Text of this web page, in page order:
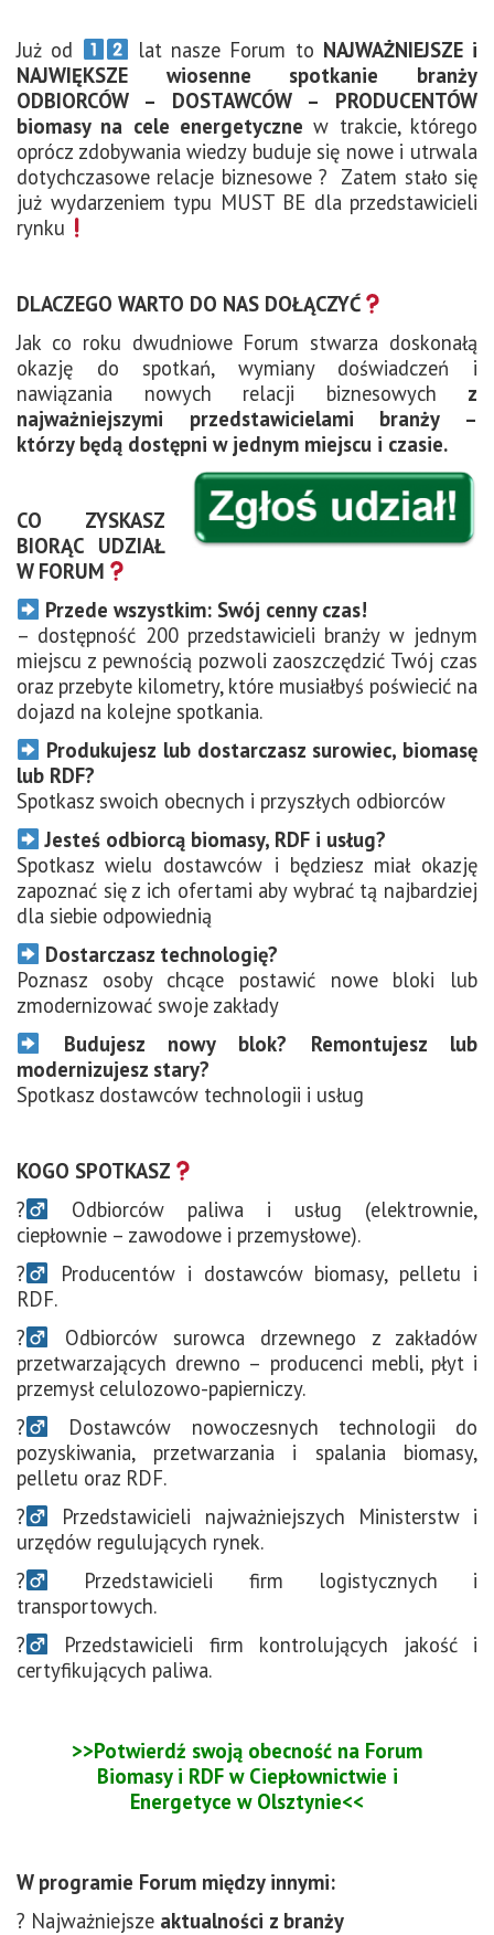
Już od lat nasze Forum to NAJWAŻNIEJSZE i
NAJWIĘKSZE wiosenne spotkanie branży
ODBIORCÓW – DOSTAWCÓW – PRODUCENTÓW
biomasy na cele energetyczne w trakcie, którego
oprócz zdobywania wiedzy buduje się nowe i utrwala
dotychczasowe relacje biznesowe ? Zatem stało się
już wydarzeniem typu MUST BE dla przedstawicieli
rynku
DLACZEGO WARTO DO NAS DOŁĄCZYĆ
Jak co roku dwudniowe Forum stwarza doskonałą
okazję do spotkań, wymiany doświadczeń i
nawiązania nowych relacji biznesowych z
najważniejszymi przedstawicielami branży –
którzy będą dostępni w jednym miejscu i czasie.
CO ZYSKASZ
BIORĄC UDZIAŁ
W FORUM
Przede wszystkim: Swój cenny czas!
– dostępność 200 przedstawicieli branży w jednym
miejscu z pewnością pozwoli zaoszczędzić Twój czas
oraz przebyte kilometry, które musiałbyś poświecić na
dojazd na kolejne spotkania.
Produkujesz lub dostarczasz surowiec, biomasę
lub RDF?
Spotkasz swoich obecnych i przyszłych odbiorców
Jesteś odbiorcą biomasy, RDF i usług?
Spotkasz wielu dostawców i będziesz miał okazję
zapoznać się z ich ofertami aby wybrać tą najbardziej
dla siebie odpowiednią
Dostarczasz technologię?
Poznasz osoby chcące postawić nowe bloki lub
zmodernizować swoje zakłady
Budujesz nowy blok? Remontujesz lub
modernizujesz stary?
Spotkasz dostawców technologii i usług
KOGO SPOTKASZ
?‍
Odbiorców paliwa i usług (elektrownie,
ciepłownie – zawodowe i przemysłowe).
?‍
Producentów i dostawców biomasy, pelletu i
RDF.
?‍
Odbiorców surowca drzewnego z zakładów
przetwarzających drewno – producenci mebli, płyt i
przemysł celulozowo-papierniczy.
?‍
Dostawców nowoczesnych technologii do
pozyskiwania, przetwarzania i spalania biomasy,
pelletu oraz RDF.
?‍
Przedstawicieli najważniejszych Ministerstw i
urzędów regulujących rynek.
?‍
Przedstawicieli firm logistycznych i
transportowych.
?‍
Przedstawicieli firm kontrolujących jakość i
certyfikujących paliwa.
>>Potwierdź swoją obecność na Forum
Biomasy i RDF w Ciepłownictwie i
Energetyce w Olsztynie<<
W programie Forum między innymi:
? Najważniejsze aktualności z branży